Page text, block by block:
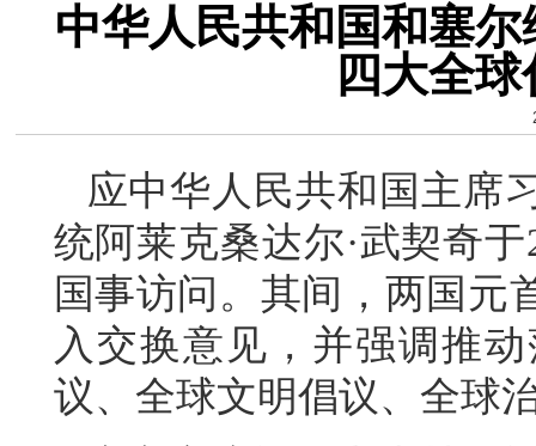
中华人民共和国和塞
四大全
应中华人民共和国主席
统阿莱克桑达尔·武契奇
国事访问。其间，两国元
入交换意见，并强调推
议、全球文明倡议、全球